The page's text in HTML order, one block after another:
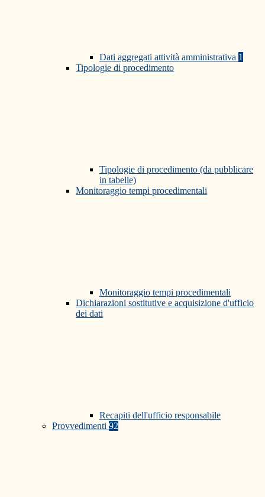
Dati aggregati attività amministrativa 1
Tipologie di procedimento
Tipologie di procedimento (da pubblicare
in tabelle)
Monitoraggio tempi procedimentali
Monitoraggio tempi procedimentali
Dichiarazioni sostitutive e acquisizione d'ufficio
dei dati
Recapiti dell'ufficio responsabile
Provvedimenti 92